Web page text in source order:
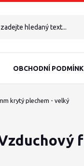
OBCHODNÍ
krytý plechem - velký